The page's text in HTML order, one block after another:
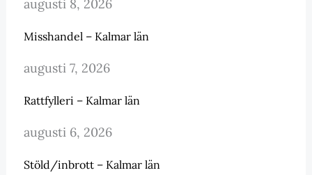
augusti 8, 2026
Misshandel – Kalmar län
augusti 7, 2026
Rattfylleri – Kalmar län
augusti 6, 2026
Stöld/inbrott – Kalmar län